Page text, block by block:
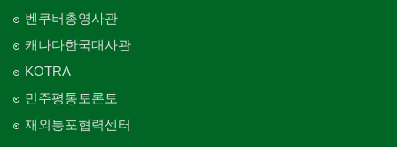
벤쿠버총영사관
캐나다한국대사관
KOTRA
민주평통토론토
재외통포협력센터